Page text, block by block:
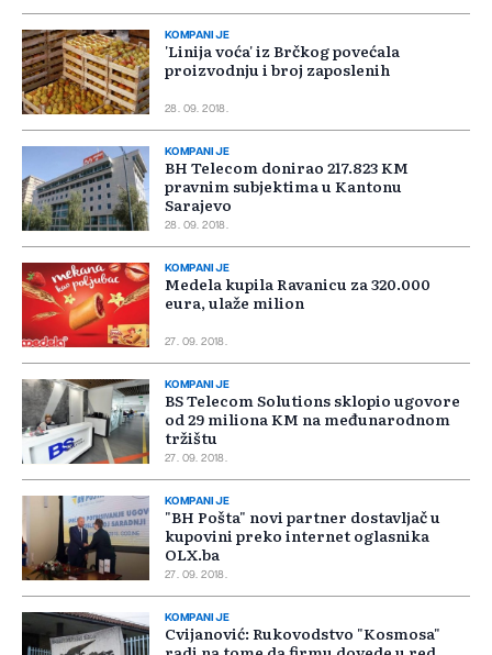
KOMPANIJE
'Linija voća' iz Brčkog povećala
proizvodnju i broj zaposlenih
28. 09. 2018.
KOMPANIJE
BH Telecom donirao 217.823 KM
pravnim subjektima u Kantonu
Sarajevo
28. 09. 2018.
KOMPANIJE
Medela kupila Ravanicu za 320.000
eura, ulaže milion
27. 09. 2018.
KOMPANIJE
BS Telecom Solutions sklopio ugovore
od 29 miliona KM na međunarodnom
tržištu
27. 09. 2018.
KOMPANIJE
"BH Pošta" novi partner dostavljač u
kupovini preko internet oglasnika
OLX.ba
27. 09. 2018.
KOMPANIJE
Cvijanović: Rukovodstvo "Kosmosa"